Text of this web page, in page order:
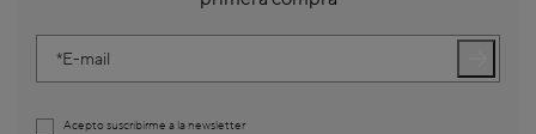
E-mail
Acepto suscribirme a la newsletter